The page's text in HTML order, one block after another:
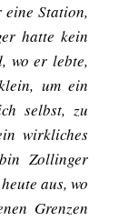
Station,
hatte kein
wo er lebte,
um ein
selbst, zu
wirkliches
Zollinger
aus, wo
Grenzen